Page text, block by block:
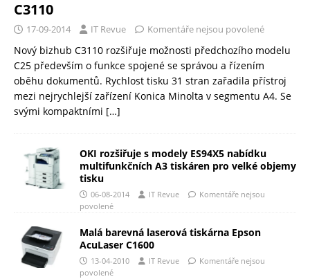
C3110
17-09-2014 IT Revue Komentáře nejsou povolené
Nový bizhub C3110 rozšiřuje možnosti předchozího modelu
C25 především o funkce spojené se správou a řízením
oběhu dokumentů. Rychlost tisku 31 stran zařadila přístroj
mezi nejrychlejší zařízení Konica Minolta v segmentu A4. Se
svými kompaktními […]
OKI rozšiřuje s modely ES94X5 nabídku
multifunkčních A3 tiskáren pro velké objemy
tisku
06-08-2014 IT Revue
Komentáře nejsou
povolené
Malá barevná laserová tiskárna Epson
AcuLaser C1600
13-04-2010 IT Revue
Komentáře nejsou
povolené